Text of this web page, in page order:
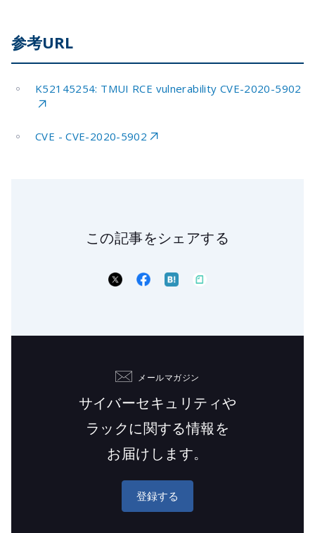
参考URL
K52145254: TMUI RCE vulnerability CVE-2020-5902
CVE - CVE-2020-5902
この記事をシェアする
メールマガジン
サイバーセキュリティや
ラックに関する情報を
お届けします。
登録する